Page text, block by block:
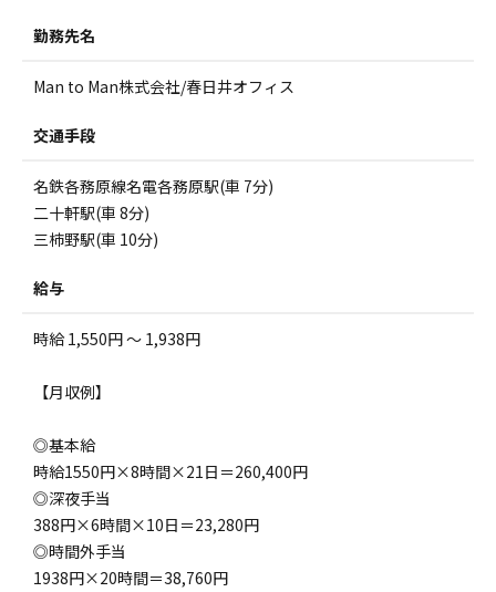
勤務先名
Man to Man株式会社/春日井オフィス
交通手段
名鉄各務原線名電各務原駅(車 7分)
二十軒駅(車 8分)
三柿野駅(車 10分)
給与
時給 1,550円 ～ 1,938円
【月収例】
◎基本給
時給1550円×8時間×21日＝260,400円
◎深夜手当
388円×6時間×10日＝23,280円
◎時間外手当
1938円×20時間＝38,760円